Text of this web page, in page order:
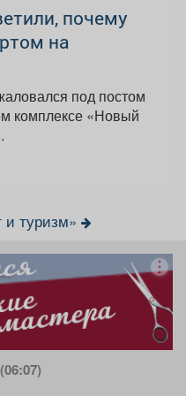
почему
на
под постом
комплексе «Новый
и туризм»
(06:07)